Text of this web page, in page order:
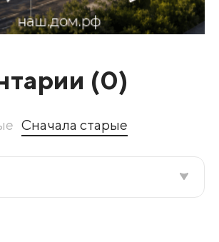
(0)
Сначала старые